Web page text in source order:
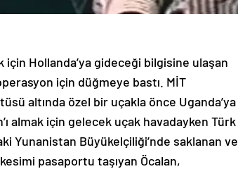
için Hollanda’ya gideceği bilgisine ulaşan
için düğmeye bastı. MİT
altında özel bir uçakla önce Uganda’ya
almak için gelecek uçak havadayken Türk
Yunanistan Büyükelçiliği’nde saklanan ve
pasaportu taşıyan Öcalan,